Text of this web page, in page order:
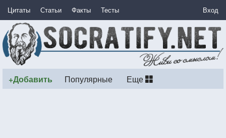
Цитаты Статьи Факты Тесты Вход
+Добавить Популярные Еще